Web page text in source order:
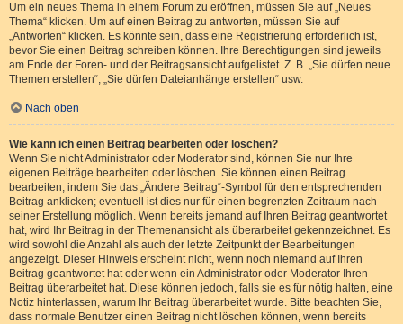
Um ein neues Thema in einem Forum zu eröffnen, müssen Sie auf „Neues
Thema“ klicken. Um auf einen Beitrag zu antworten, müssen Sie auf
„Antworten“ klicken. Es könnte sein, dass eine Registrierung erforderlich ist,
bevor Sie einen Beitrag schreiben können. Ihre Berechtigungen sind jeweils
am Ende der Foren- und der Beitragsansicht aufgelistet. Z. B. „Sie dürfen neue
Themen erstellen“, „Sie dürfen Dateianhänge erstellen“ usw.
Nach oben
Wie kann ich einen Beitrag bearbeiten oder löschen?
Wenn Sie nicht Administrator oder Moderator sind, können Sie nur Ihre
eigenen Beiträge bearbeiten oder löschen. Sie können einen Beitrag
bearbeiten, indem Sie das „Ändere Beitrag“-Symbol für den entsprechenden
Beitrag anklicken; eventuell ist dies nur für einen begrenzten Zeitraum nach
seiner Erstellung möglich. Wenn bereits jemand auf Ihren Beitrag geantwortet
hat, wird Ihr Beitrag in der Themenansicht als überarbeitet gekennzeichnet. Es
wird sowohl die Anzahl als auch der letzte Zeitpunkt der Bearbeitungen
angezeigt. Dieser Hinweis erscheint nicht, wenn noch niemand auf Ihren
Beitrag geantwortet hat oder wenn ein Administrator oder Moderator Ihren
Beitrag überarbeitet hat. Diese können jedoch, falls sie es für nötig halten, eine
Notiz hinterlassen, warum Ihr Beitrag überarbeitet wurde. Bitte beachten Sie,
dass normale Benutzer einen Beitrag nicht löschen können, wenn bereits